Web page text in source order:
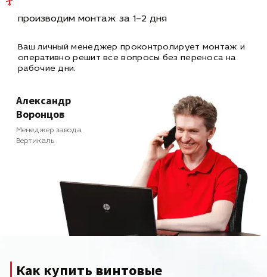
производим монтаж за 1–2 дня
Ваш личный менеджер проконтролирует монтаж и
оперативнорешит все вопросы без переноса на
рабочие дни.
Александр
Воронцов
Менеджер завода
Вертикаль
Как купить винтовые